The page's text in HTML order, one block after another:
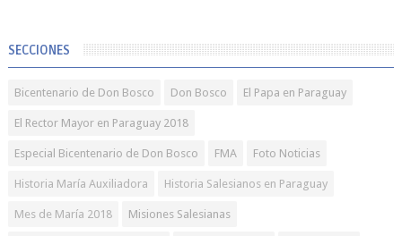
SECCIONES
Bicentenario de Don Bosco Don Bosco El Papa en Paraguay
El Rector Mayor en Paraguay 2018
Especial Bicentenario de Don Bosco FMA Foto Noticias
Historia María Auxiliadora Historia Salesianos en Paraguay
Mes de María 2018 Misiones Salesianas